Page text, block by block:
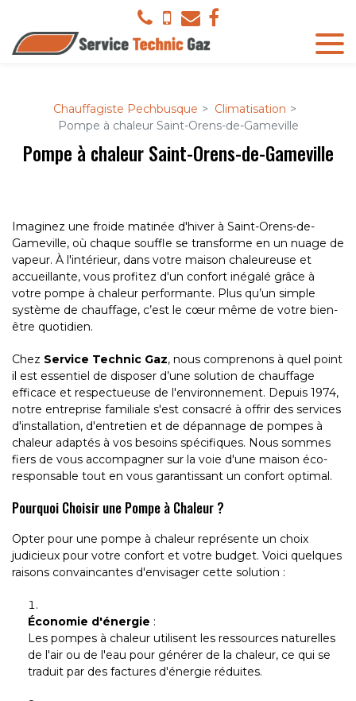
Chauffagiste Pechbusque
Climatisation
Pompe à chaleur Saint-Orens-de-Gameville
Pompe à chaleur Saint-Orens-de-Gameville
Imaginez une froide matinée d'hiver à Saint-Orens-de-
Gameville, où chaque souffle se transforme en un nuage de
vapeur. À l'intérieur, dans votre maison chaleureuse et
accueillante, vous profitez d'un confort inégalé grâce à
votre pompe à chaleur performante. Plus qu’un simple
système de chauffage, c’est le cœur même de votre bien-
être quotidien.
Chez Service Technic Gaz, nous comprenons à quel point
il est essentiel de disposer d’une solution de chauffage
efficace et respectueuse de l'environnement. Depuis 1974,
notre entreprise familiale s'est consacré à offrir des services
d'installation, d'entretien et de dépannage de pompes à
chaleur adaptés à vos besoins spécifiques. Nous sommes
fiers de vous accompagner sur la voie d'une maison éco-
responsable tout en vous garantissant un confort optimal.
Pourquoi Choisir une Pompe à Chaleur ?
Opter pour une pompe à chaleur représente un choix
judicieux pour votre confort et votre budget. Voici quelques
raisons convaincantes d'envisager cette solution :
Économie d'énergie :
Les pompes à chaleur utilisent les ressources naturelles
de l'air ou de l'eau pour générer de la chaleur, ce qui se
traduit par des factures d'énergie réduites.
Panneau de gestion des cookies